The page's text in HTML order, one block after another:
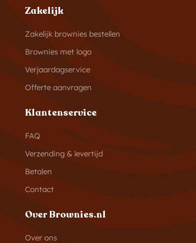
Zakelijk
Zakelijk brownies bestellen
Brownies met logo
Verjaardagservice
Offerte aanvragen
Klantenservice
FAQ
Verzending & levertijd
Betalen
Contact
Over Brownies.nl
Over ons